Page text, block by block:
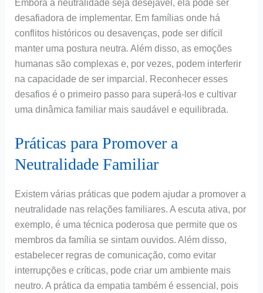
Embora a neutralidade seja desejável, ela pode ser
desafiadora de implementar. Em famílias onde há
conflitos históricos ou desavenças, pode ser difícil
manter uma postura neutra. Além disso, as emoções
humanas são complexas e, por vezes, podem interferir
na capacidade de ser imparcial. Reconhecer esses
desafios é o primeiro passo para superá-los e cultivar
uma dinâmica familiar mais saudável e equilibrada.
Práticas para Promover a
Neutralidade Familiar
Existem várias práticas que podem ajudar a promover a
neutralidade nas relações familiares. A escuta ativa, por
exemplo, é uma técnica poderosa que permite que os
membros da família se sintam ouvidos. Além disso,
estabelecer regras de comunicação, como evitar
interrupções e críticas, pode criar um ambiente mais
neutro. A prática da empatia também é essencial, pois